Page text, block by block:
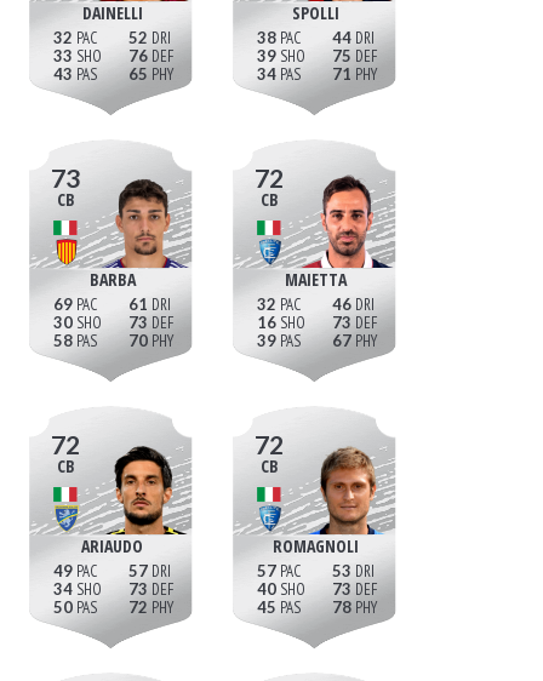
DAINELLI
32
33
43
52
76
65
SPOLLI
38
39
34
44
75
71
73
CB
BARBA
69
30
58
61
73
70
72
CB
MAIETTA
32
16
39
46
73
67
72
CB
ARIAUDO
49
34
50
57
73
72
72
CB
ROMAGNOLI
57
40
45
53
73
78